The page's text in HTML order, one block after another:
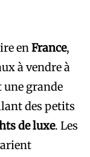
enFrance,
à vendre à
une grande
des petits
de luxe. Les